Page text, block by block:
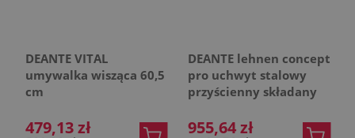
DEANTE VITAL
umywalka wisząca 60,5
cm
479,13 zł
DEANTE lehnen concept
pro uchwyt stalowy
przyścienny składany
nierdzewna
955,64 zł